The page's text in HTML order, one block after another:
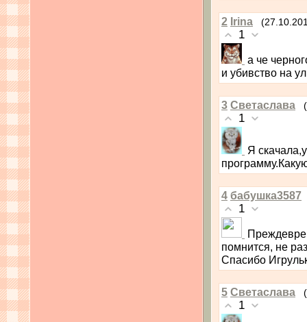
2 Irina
1
а че
и убивство на
3 Светаслава
1
Я
4 бабушка3587
1
помнится, не
Спасибо
5 Светаслава
1